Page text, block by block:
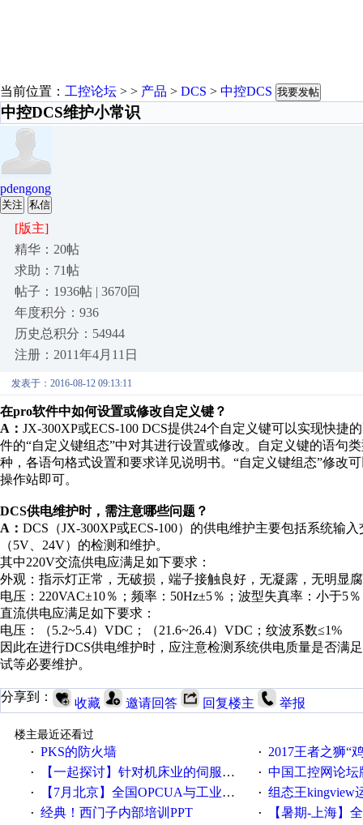
当前位置： 工控论坛 > > 产品 > DCS > 中控DCS 我要发帖
中控DCS维护小常识
pdengong
关注 私信
[版主]
精华：20帖
求助：71帖
帖子：1936帖 | 3670回
年度积分：936
历史总积分：54944
注册：2011年4月11日
发表于：2016-08-12 09:13:11
在pro软件中如何设置或修改自定义键？
A： JX-300XP或ECS-100 DCS提供24个自定义键可以实现快捷
件的“自定义键组态”中对其进行设置或修改。自定义键的语句
种，各语句格式设置和要求详见说明书。“自定义键组态”修改
操作站即可。
DCS供电维护时，需注意哪些问题？
A： DCS（JX-300XP或ECS-100）的供电维护主要包括系统输
（5V、24V）的检测和维护。
其中220V交流供电应满足如下要求：
外观：指示灯正常，无破损，端子接触良好，无凝露，无明显
电压：220VAC±10％；频率：50Hz±5％；波型失真率：小于5
直流供电应满足如下要求：
电压：（5.2~5.4）VDC；（21.6~26.4）VDC；纹波系数≤1%
因此在进行DCS供电维护时，应注意检测系统供电质量是否满
试等必要维护。
分享到： 收藏 邀请回答 回复楼主 举报
楼主最近还看过
· PKS的防火墙 · 2017王者之狮“鸡”情签到
· 【一起探讨】针对机床业的伺服系统发展，您的期望是什么？ · 中国工控网论坛版
· 【7月北京】全国OPCUA与工业互联技术培训班通知！ · 组态王kingview
· 经典！西门子内部培训PPT · 【暑期-上海】全国工业